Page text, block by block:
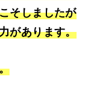
そしましたが
があります。